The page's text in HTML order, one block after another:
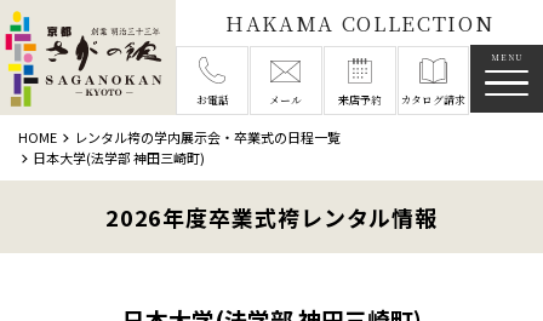
HAKAMA COLLECTION
お電話 メール 来店予約 カタログ請求
HOME
レンタル袴の学内展示会・卒業式の日程一覧
日本大学(法学部 神田三崎町)
2026年度卒業式袴レンタル情報
メニ